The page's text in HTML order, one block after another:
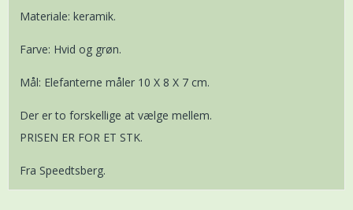
Materiale: keramik.
Farve: Hvid og grøn.
Mål: Elefanterne måler 10 X 8 X 7 cm.
Der er to forskellige at vælge mellem.
PRISEN ER FOR ET STK.
Fra Speedtsberg.